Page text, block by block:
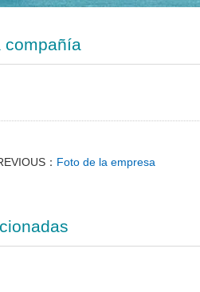
compañía
： Foto de la empresa